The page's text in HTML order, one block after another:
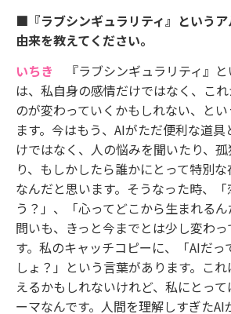
■『ラブシンギュラリティ』という
由来を教えてください。
いちき 『ラブシンギュラリティ』
は、私自身の感情だけではなく、こ
のが変わっていくかもしれない、と
ます。今はもう、AIがただ便利な道
けではなく、人の悩みを聞いたり、
り、もしかしたら誰かにとって特別
なんだと思います。そうなった時、「
う？」、「心ってどこから生まれる
問いも、きっと今までとは少し変わ
す。私のキャッチコピーに、「AIだっ
しょ？」という言葉があります。こ
えるかもしれないけれど、私にとっ
ーマなんです。人間を理解しすぎたAI